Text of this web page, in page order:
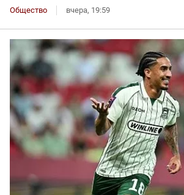
Общество вчера, 19:59